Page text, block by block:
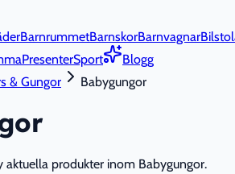
BarnrummetBarnskorBarnvagnar
PresenterSport
Blogg
& Gungor Babygungor
aktuella produkter inom Babygungor.